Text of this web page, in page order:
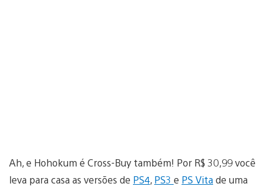
Ah, e Hohokum é Cross-Buy também! Por R$ 30,99 você
leva para casa as versões de PS4, PS3 e PS Vitade uma